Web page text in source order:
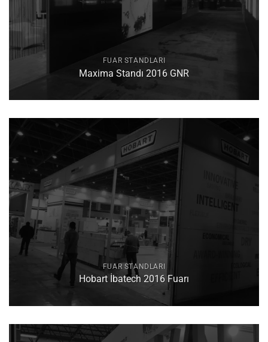
FUAR STANDLARI
Maxima Standı 2016 GNR
FUAR STANDLARI
Hobart İbatech 2016 Fuarı